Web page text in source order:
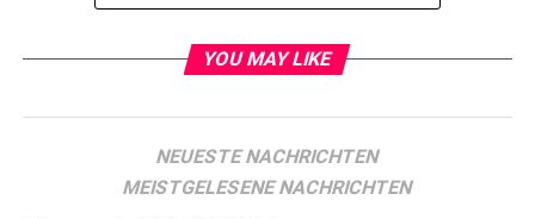
YOU MAY LIKE
NEUESTE NACHRICHTEN
MEISTGELESENE NACHRICHTEN